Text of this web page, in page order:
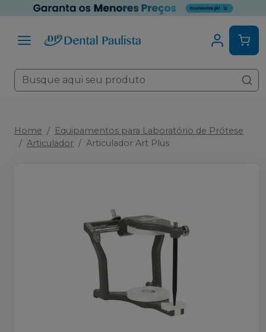
Home
Equipamentos para Laboratório de Prótese
Articulador
Articulador Art Plus